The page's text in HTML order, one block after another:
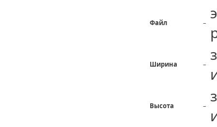
Файл –
Ширина –
Высота –